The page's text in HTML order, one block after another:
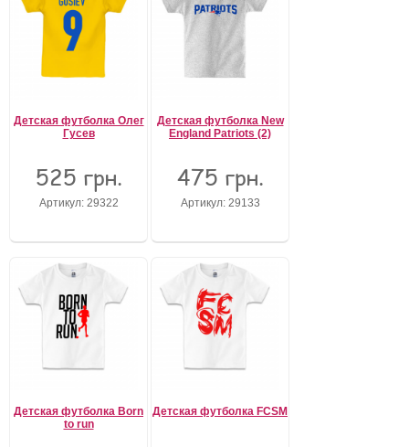
Детская футболка Олег
Гусев
525 грн.
Артикул: 29322
Детская футболка New
England Patriots (2)
475 грн.
Артикул: 29133
Детская футболка Born
to run
Детская футболка FCSM